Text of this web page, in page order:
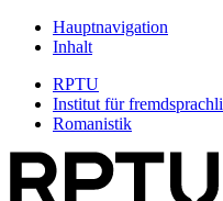
Hauptnavigation
Inhalt
RPTU
Institut für
Romanistik